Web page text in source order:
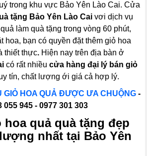
trong khu vực Bảo Yên Lào Cai. Cửa
tặng Bảo Yên Lào Caivơi dịch vụ
làm quà tặng trong vòng 60 phút,
hoa, bạn có quyền đặt thêm giỏ hoa
thiết thực. Hiện nay trên địa bàn ở
có rất nhiềucửa hàng đại lý bán giỏ
tín, chất lượng ới giá cả hợp lý.
GIỎ HOA QUẢ ĐƯỢC ƯA CHUỘNG -
055 945 - 0977 301 303
hoa quảquà tặng đẹp
nhất tại Bảo Yên